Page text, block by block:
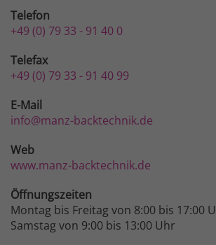
Telefon
+49 (0) 79 33 - 91 40 0
Telefax
+49 (0) 79 33 - 91 40 99
E-Mail
info@manz-backtechnik.de
Web
www.manz-backtechnik.de
Öffnungszeiten
Montag bis Freitag von 8:00 bis 17:00
Samstag von 9:00 bis 13:00 Uhr